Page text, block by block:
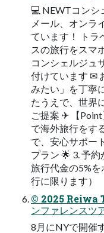
💻 NEWTコンシ
メール、オンラ
ています！ トラ
スの旅⾏をスマ
コンシェルジュ
付けています ✉
みたい」を丁寧
たうえで、世界
ご提案 ✈ 【
で海外旅⾏をす
で、安⼼サポー
プラン 🌟 3. 予
旅⾏代⾦の5%
⾏に限ります）
© 2025 Reiwa
ンファレンス
8月にNYで開催